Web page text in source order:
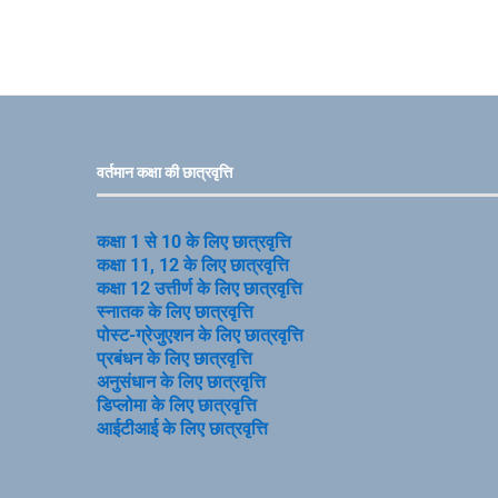
वर्तमान कक्षा की छात्रवृत्ति
कक्षा 1 से 10 के लिए छात्रवृत्ति
कक्षा 11, 12 के लिए छात्रवृत्ति
कक्षा 12 उत्तीर्ण के लिए छात्रवृत्ति
स्नातक के लिए छात्रवृत्ति
पोस्ट-ग्रेजुएशन के लिए छात्रवृत्ति
प्रबंधन के लिए छात्रवृत्ति
अनुसंधान के लिए छात्रवृत्ति
डिप्लोमा के लिए छात्रवृत्ति
आईटीआई के लिए छात्रवृत्ति